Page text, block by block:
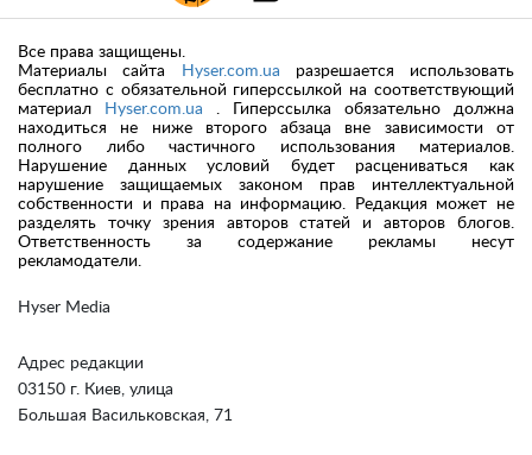
Hyser Media
Адрес редакции
03150 г. Киев, улица
Большая Васильковская, 71
Все права защищены.
Материалы сайта
Hyser.com.ua разрешается использовать
бесплатно с обязательной гиперссылкой на соответствующий
материал
Hyser.com.ua . Гиперссылка обязательно должна
находиться не ниже второго абзаца вне зависимости от
полного либо частичного использования материалов.
Нарушение данных условий будет расцениваться как
нарушение защищаемых законом прав интеллектуальной
собственности и права на информацию. Редакция может не
разделять точку зрения авторов статей и авторов блогов.
Ответственность за содержание рекламы несут
рекламодатели.